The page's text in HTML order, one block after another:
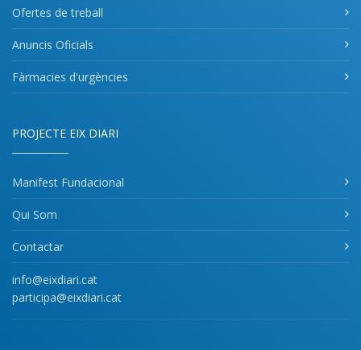
Ofertes de treball
Anuncis Oficials
Fàrmacies d'urgències
PROJECTE EIX DIARI
Manifest Fundacional
Qui Som
Contactar
info@eixdiari.cat
participa@eixdiari.cat